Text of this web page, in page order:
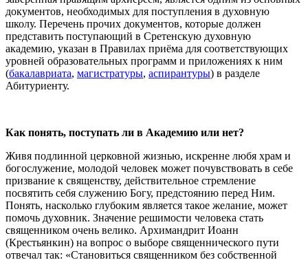
документов, необходимых для поступления в духовную
школу. Перечень прочих документов, которые должен
представить поступающий в Сретенскую духовную
академию, указан в Правилах приёма для соответствующих
уровней образовательных программ и приложениях к ним
(бакалавриата, магистратуры, аспирантуры) в разделе
Абитуриенту.
Как понять, поступать ли в Академию или нет?
Живя подлинной церковной жизнью, искренне любя храм и
богослужение, молодой человек может почувствовать в себе
призвание к священству, действительное стремление
посвятить себя служению Богу, предстоянию перед Ним.
Понять, насколько глубоким является такое желание, может
помочь духовник. Значение решимости человека стать
священником очень велико. Архимандрит Иоанн
(Крестьянкин) на вопрос о выборе священнического пути
отвечал так: «Становиться священником без собственной